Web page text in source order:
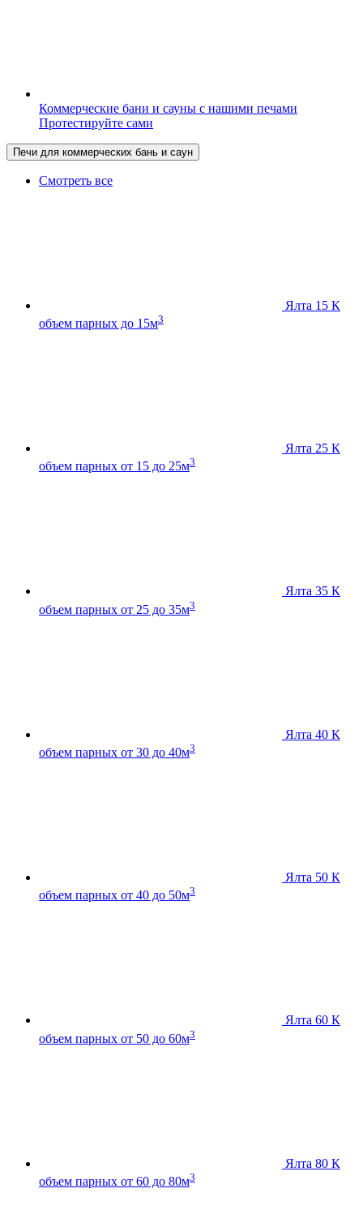
Коммерческие бани и сауны с нашими печами
Протестируйте сами
Печи для коммерческих бань и саун
Смотреть все
Ялта 15 К
объем парных до 15м3
Ялта 25 К
объем парных от 15 до 25м3
Ялта 35 К
объем парных от 25 до 35м3
Ялта 40 К
объем парных от 30 до 40м3
Ялта 50 К
объем парных от 40 до 50м3
Ялта 60 К
объем парных от 50 до 60м3
Ялта 80 К
объем парных от 60 до 80м3